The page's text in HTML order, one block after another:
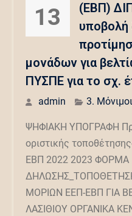
13
(ΕΒΠ)
μονάδων για
ΠΥΣΠΕ για το σχ.
admin 3. Μόνιμοι
ΨΗΦΙΑΚΗ ΥΠΟΓΡΑΦΗ
οριστικής
ΕΒΠ 2022 2023 ΦΟΡΜΑ
ΜΟΡΙΩΝ ΕΕΠ-ΕΒΠ ΓΙΑ
ΛΑΣΙΘΙΟΥ ΟΡΓΑΝΙΚΑ